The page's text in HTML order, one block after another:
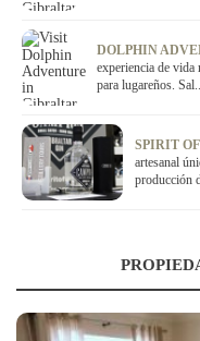
DOLPHIN
experiencia de vida
para lugareños.
SPIRIT
artesanal
producción